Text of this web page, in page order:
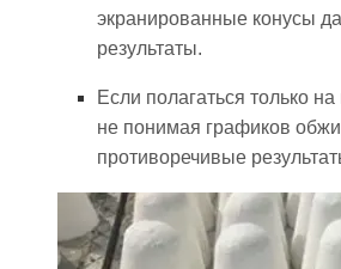
экранированные конусы
результаты.
Если полагаться только
не понимая графиков
противоречивые